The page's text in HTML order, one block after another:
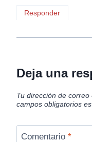
Responder
Deja una
Tu dirección de
campos obligatorios
Comentario *